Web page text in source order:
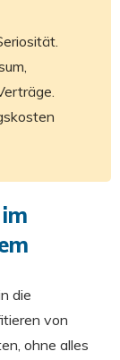
die
von
ohne alles